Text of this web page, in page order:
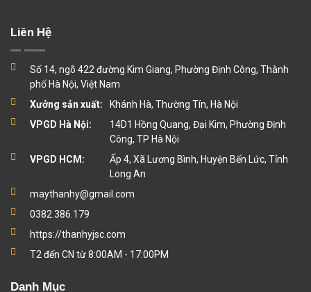
Liên Hệ
Số 14, ngõ 422 đường Kim Giang, Phường Định Công, Thành
phố Hà Nội, Việt Nam
Xưởng sản xuất:
Khánh Hà, Thường Tín, Hà Nội
VPGD Hà Nội:
14D1 Hồng Quang, Đại Kim, Phường Định
Công, TP Hà Nội
VPGD HCM:
Ấp 4, Xã Lương Bình, Huyện Bến Lức, Tỉnh
Long An
maythanhy@gmail.com
0382.386.179
https://thanhyjsc.com
T2 đến CN từ 8:00AM - 17:00PM
Danh Mục